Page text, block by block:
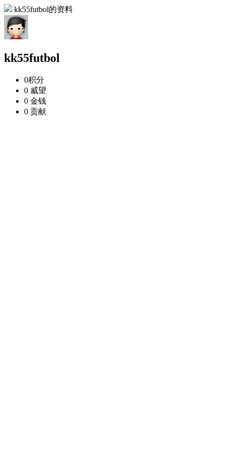
kk55futbol的资料
kk55futbol
0积分
0 威望
0 金钱
0 贡献